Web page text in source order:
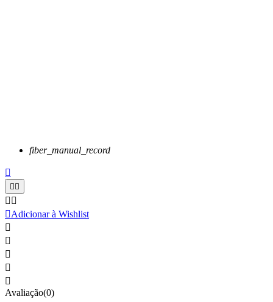
fiber_manual_record

 
 
Adicionar à Wishlist





Avaliação(0)